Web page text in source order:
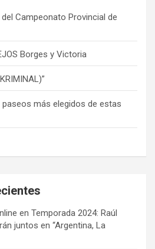
Campeonato Provincial de
Borges y Victoria
más elegidos de estas
en Temporada 2024: Raúl
juntos en “Argentina, La